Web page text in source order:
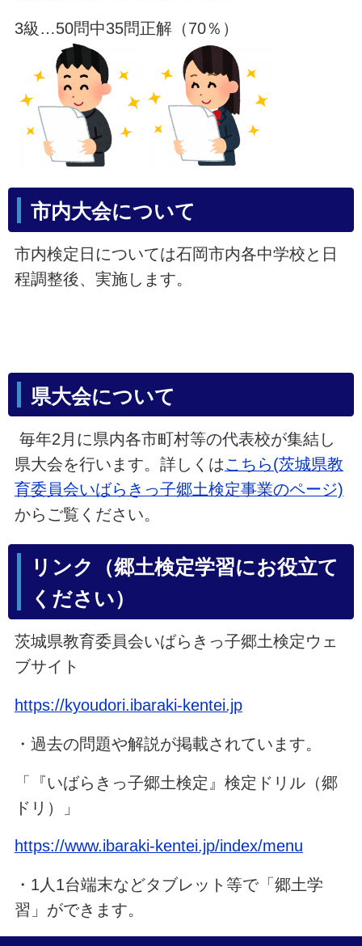
3級…50問中35問正解（70％）
市内大会について
市内検定日については石岡市内各中学校と日
程調整後、実施します。
県大会について
毎年2月に県内各市町村等の代表校が集結し
県大会を行います。詳しくはこちら(茨城県教
育委員会いばらきっ子郷土検定事業のページ)
からご覧ください。
リンク（郷土検定学習にお役立て
ください）
茨城県教育委員会いばらきっ子郷土検定ウェ
ブサイト
https://kyoudori.ibaraki-kentei.jp
・過去の問題や解説が掲載されています。
「『いばらきっ子郷土検定』検定ドリル（郷
ドリ）」
https://www.ibaraki-kentei.jp/index/menu
・1人1台端末などタブレット等で「郷土学
習」ができます。